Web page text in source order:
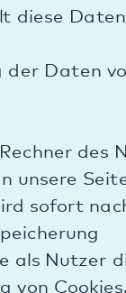
dass
werden
haben und
zu dem
und ihre
einfachen,